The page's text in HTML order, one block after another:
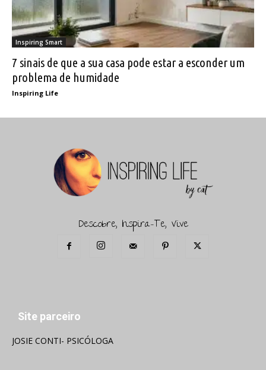
Inspiring Smart
7 sinais de que a sua casa pode estar a esconder um
problema de humidade
Inspiring Life
Descobre, Inspira-Te, Vive
Site parceiro
JOSIE CONTI- PSICÓLOGA